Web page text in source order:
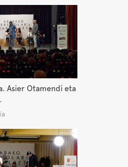
Asier Otamendi eta